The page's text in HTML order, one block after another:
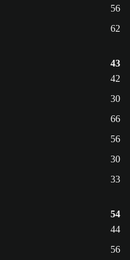
56
62
43
42
30
66
56
30
33
54
44
56